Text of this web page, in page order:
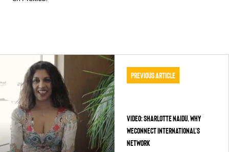
Previous Article
VIDEO: SHARLOTTE NAIDU, WHY
WECONNECT INTERNATIONAL’S
NETWORK